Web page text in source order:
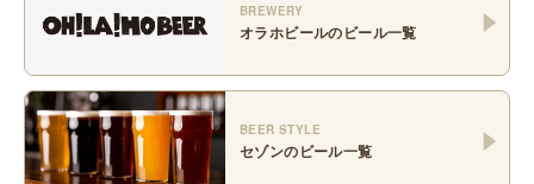
BREWERY
オラホビールのビール一覧
BEER STYLE
セゾンのビール一覧